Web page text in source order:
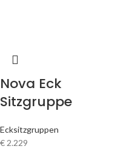
Nova Eck
Sitzgruppe
Ecksitzgruppen
€2.229